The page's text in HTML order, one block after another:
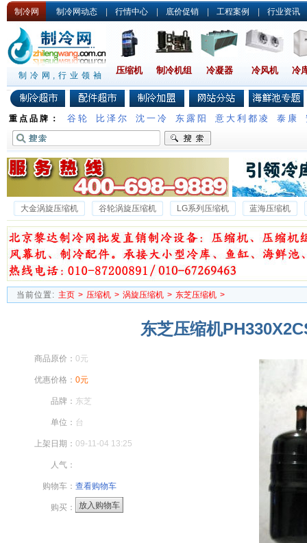
制冷网 制冷网动态 | 行情中心 | 底价促销 | 工程案例 | 行业资讯
制冷网,行业领袖 压缩机 制冷机组 冷凝器 冷风机 冷
重点品牌： 谷轮 比泽尔 沈一冷 东露阳 意大利都凌 泰康
大金涡旋压缩机 谷轮涡旋压缩机 LG系列压缩机
蓝海压缩机
比泽尔压缩机
百福马压缩机
当前位置: 主页 > 压缩机 > 涡旋压缩机 > 东芝压缩机 >
东芝压缩机
商品原价： 0元
优惠价格： 0元
品牌： 东芝
单位： 台
上架日期： 09-11-04 13:25
人气：
购物车： 查看购物车
购买： 放入购物车